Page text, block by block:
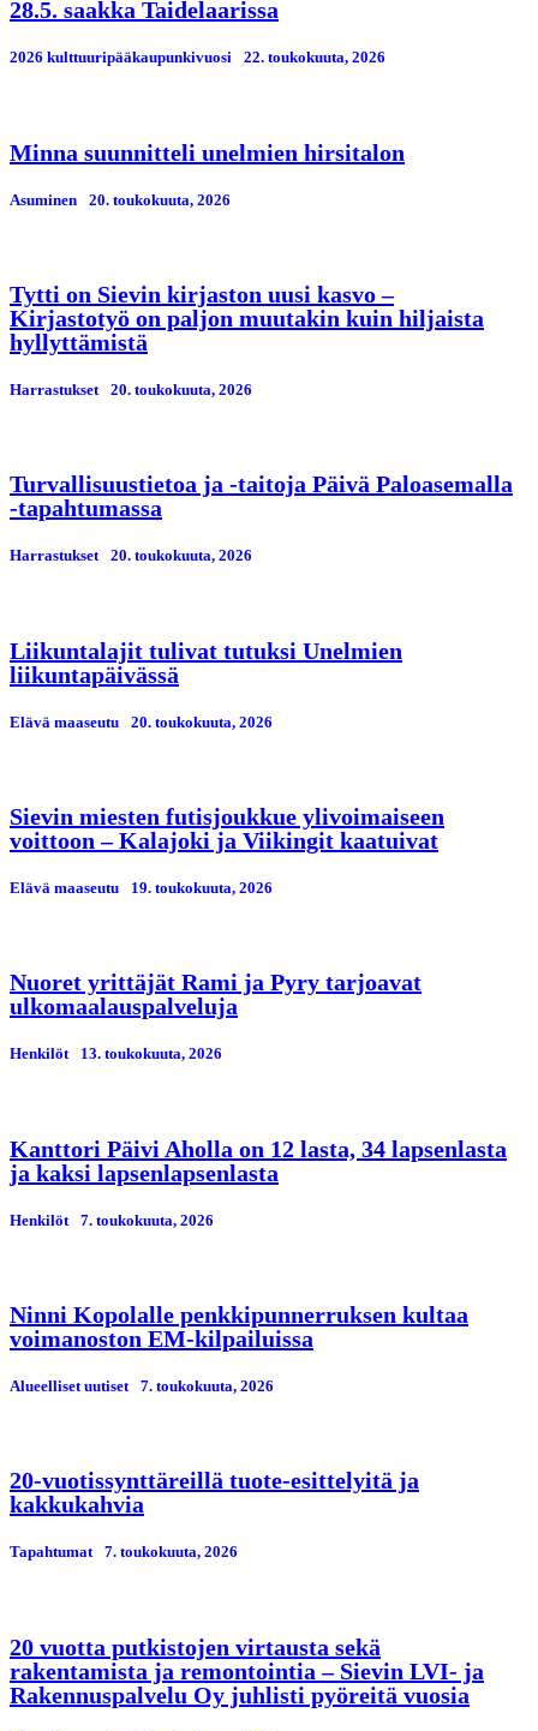
28.5. saakka Taidelaarissa
2026 kulttuuripääkaupunkivuosi 22. toukokuuta, 2026
Minna suunnitteli unelmien hirsitalon
Asuminen 20. toukokuuta, 2026
Tytti on Sievin kirjaston uusi kasvo –
Kirjastotyö on paljon muutakin kuin hiljaista
hyllyttämistä
Harrastukset 20. toukokuuta, 2026
Turvallisuustietoa ja -taitoja Päivä Paloasemalla
-tapahtumassa
Harrastukset 20. toukokuuta, 2026
Liikuntalajit tulivat tutuksi Unelmien
liikuntapäivässä
Elävä maaseutu 20. toukokuuta, 2026
Sievin miesten futisjoukkue ylivoimaiseen
voittoon – Kalajoki ja Viikingit kaatuivat
Elävä maaseutu 19. toukokuuta, 2026
Nuoret yrittäjät Rami ja Pyry tarjoavat
ulkomaalauspalveluja
Henkilöt 13. toukokuuta, 2026
Kanttori Päivi Aholla on 12 lasta, 34 lapsenlasta
ja kaksi lapsenlapsenlasta
Henkilöt 7. toukokuuta, 2026
Ninni Kopolalle penkkipunnerruksen kultaa
voimanoston EM-kilpailuissa
Alueelliset uutiset 7. toukokuuta, 2026
20-vuotissynttäreillä tuote-esittelyitä ja
kakkukahvia
Tapahtumat 7. toukokuuta, 2026
20 vuotta putkistojen virtausta sekä
rakentamista ja remontointia – Sievin LVI- ja
Rakennuspalvelu Oy juhlisti pyöreitä vuosia